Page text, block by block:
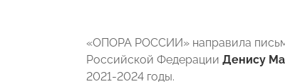
«ОПОРА РОССИИ» направила
Российской Федерации Денису
2021-2024 годы.